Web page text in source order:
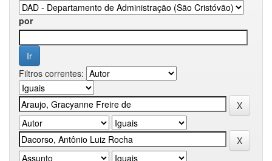
por
Filtros correntes: